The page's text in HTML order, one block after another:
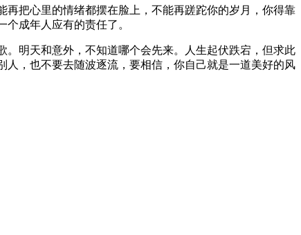
把心里的情绪都摆在脸上，不能再蹉跎你的岁月，你得靠
成年人应有的责任了。
明天和意外，不知道哪个会先来。人生起伏跌宕，但求此
，也不要去随波逐流，要相信，你自己就是一道美好的风